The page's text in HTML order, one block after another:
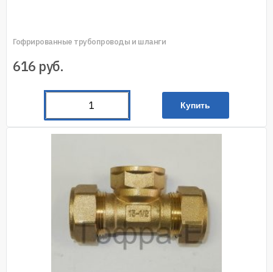
Гофрированные трубопроводы и шланги
616 руб.
Купить